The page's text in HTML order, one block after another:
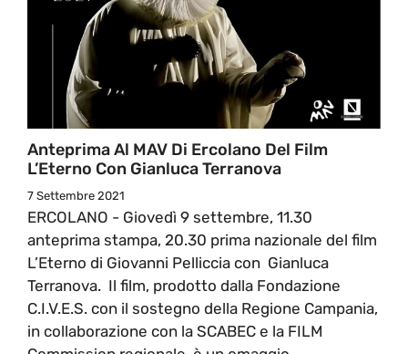
Anteprima Al MAV Di Ercolano Del Film
L’Eterno Con Gianluca Terranova
7 Settembre 2021
ERCOLANO - Giovedì 9 settembre, 11.30
anteprima stampa, 20.30 prima nazionale del film
L’Eterno di Giovanni Pelliccia con Gianluca
Terranova. Il film, prodotto dalla Fondazione
C.I.V.E.S. con il sostegno della Regione Campania,
in collaborazione con la SCABEC e la FILM